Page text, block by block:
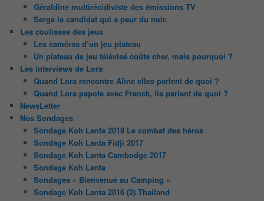
Géraldine multirécidiviste des émissions TV
Serge le candidat qui a peur du noir.
Les coulisses des jeux
Les caméras d’un jeu plateau
Un plateau de jeu télévisé coûte cher, mais pourquoi ?
Les interviews de Lora
Quand Lora rencontre Aline elles parlent de quoi ?
Quand Lora papote avec Franck, ils parlent de quoi ?
NewsLetter
Nos Sondages
Sondage Koh Lanta 2018 Le combat des héros
Sondage Koh Lanta Fidji 2017
Sondage Koh Lanta Cambodge 2017
Sondage Koh Lanta
Sondages « Bienvenue au Camping »
Sondage Koh Lanta 2016 (2) Thailand